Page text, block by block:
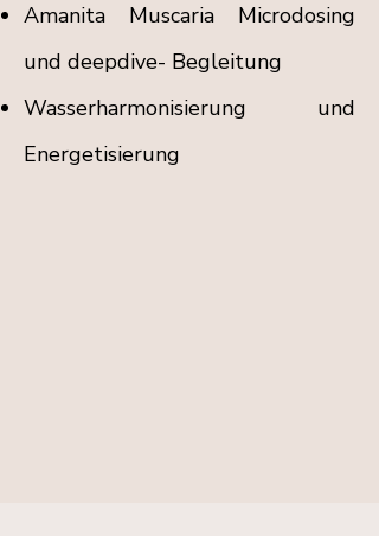
Amanita Muscaria Microdosing
und deepdive- Begleitung
Wasserharmonisierung und
Energetisierung